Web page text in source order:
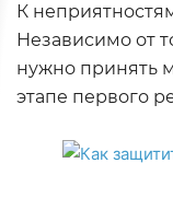
К
Независимо от
нужно принять
этапе первого